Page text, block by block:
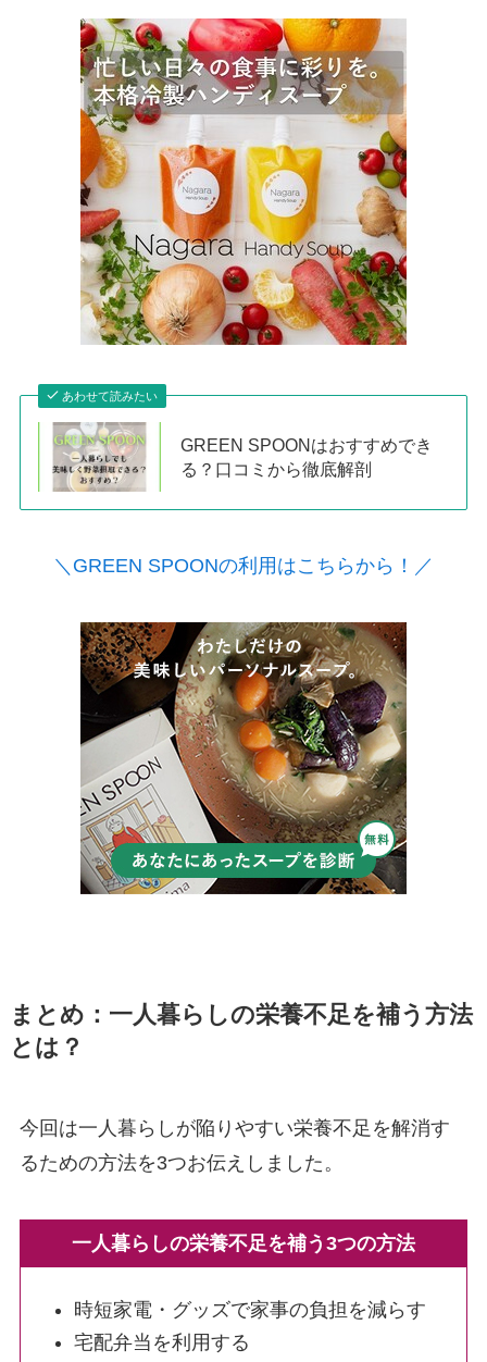
あわせて読みたい
GREEN SPOONはおすすめでき
る？口コミから徹底解剖
＼GREEN SPOONの利用はこちらから！／
まとめ：一人暮らしの栄養不足を補う方法
とは？
今回は一人暮らしが陥りやすい栄養不足を解消す
るための方法を3つお伝えしました。
一人暮らしの栄養不足を補う3つの方法
時短家電・グッズで家事の負担を減らす
宅配弁当を利用する